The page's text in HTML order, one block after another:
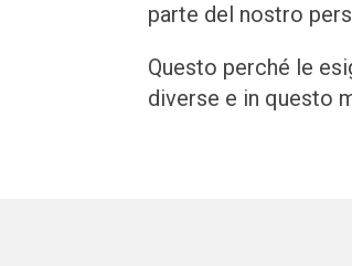
parte del nostro
Questo perché le
diverse e in questo